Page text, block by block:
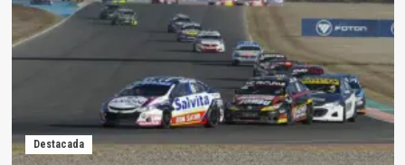
Destacada